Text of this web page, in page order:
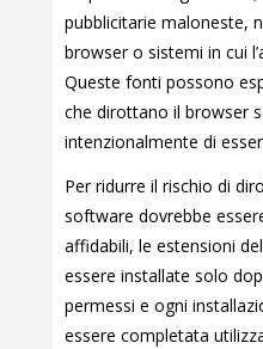
pubblicitarie maloneste,
browser o sistemi in cui
Queste fonti possono
che dirottano il browser
intenzionalmente di
Per ridurre il rischio di
software dovrebbe
affidabili, le estensioni
essere installate solo
permessi e ogni
essere completata